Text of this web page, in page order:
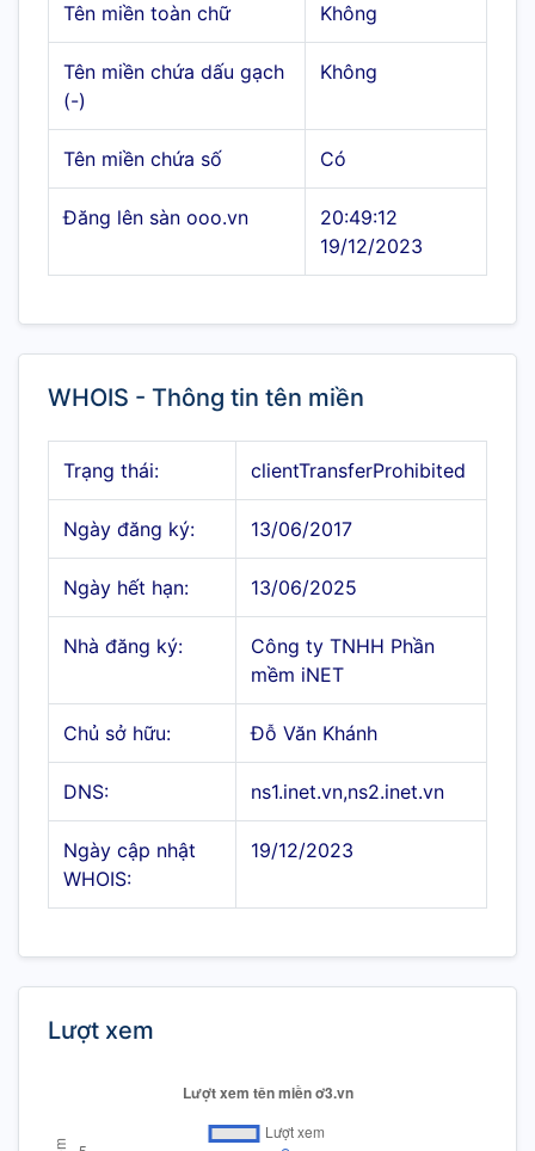
Tên miền toàn chữ Không
Tên miền chứa dấu gạch
(-)
Không
Tên miền chứa số Có
Đăng lên sàn ooo.vn
20:49:12
19/12/2023
WHOIS - Thông tin tên miền
Trạng thái: clientTransferProhibited
Ngày đăng ký: 13/06/2017
Ngày hết hạn: 13/06/2025
Nhà đăng ký:
Công ty TNHH Phần
mềm iNET
Chủ sở hữu: Đỗ Văn Khánh
DNS: ns1.inet.vn,ns2.inet.vn
Ngày cập nhật
WHOIS:
19/12/2023
Lượt xem